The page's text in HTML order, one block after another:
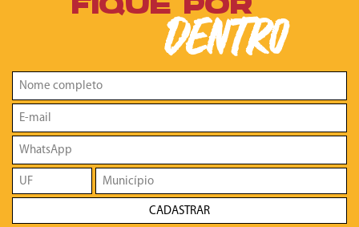
FIQUE POR
DENTRO
CADASTRAR